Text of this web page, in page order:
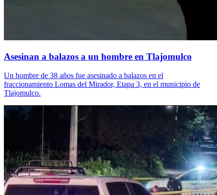
Asesinan a balazos a un hombre en Tlajomulco
Un hombre de 38 años fue asesinado a balazos en el
fraccionamiento Lomas del Mirador, Etapa 3, en el municipio de
Tlajomulco.